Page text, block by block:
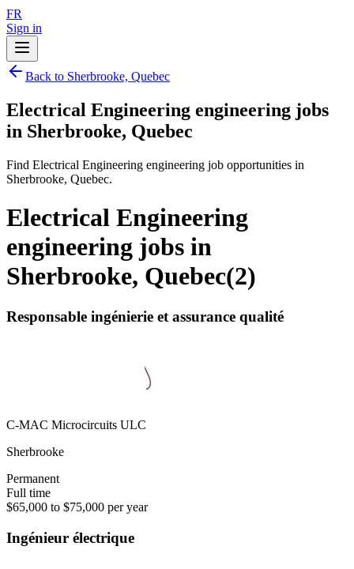
FR
Sign in
Back to Sherbrooke, Quebec
Electrical Engineering engineering jobs
in Sherbrooke, Quebec
Find Electrical Engineering engineering job opportunities in
Sherbrooke, Quebec.
Electrical Engineering
engineering jobs in
Sherbrooke, Quebec(2)
Responsable ingénierie et assurance qualité
C-MAC Microcircuits ULC
Sherbrooke
Permanent
Full time
$65,000 to $75,000 per year
Ingénieur électrique